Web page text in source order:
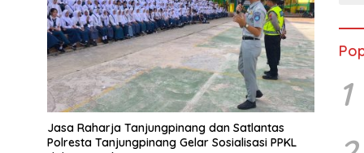
Jasa Raharja Tanjungpinang dan Satlantas
Polresta Tanjungpinang Gelar Sosialisasi PPKL
1